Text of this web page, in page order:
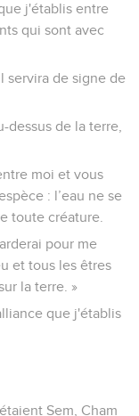
j'établis entre
qui sont avec
servira de signe de
dessus de la terre,
moi et vous
: l’eau ne se
toute créature.
pour me
et tous les êtres
la terre. »
que j'établis
Sem, Cham